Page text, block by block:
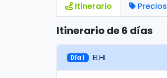
Itinerario Precios
Itinerario de 6 días
Día 1 ELHI